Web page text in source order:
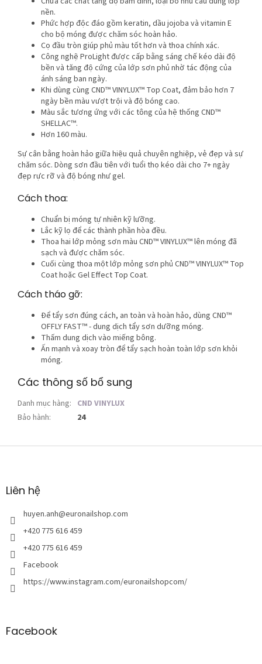
nền.
Phức hợp độc đáo gồm keratin, dầu jojoba và vitamin E
cho bộ móng được chăm sóc hoàn hảo.
Cọ đầu tròn giúp phủ màu tốt hơn và thoa chính xác.
Công nghệ ProLight được cấp bằng sáng chế kéo dài độ
bền và tăng độ cứng của lớp sơn phủ nhờ tác động của
ánh sáng ban ngày.
Khi dùng cùng CND™ VINYLUX™ Top Coat, đảm bảo hơn 7
ngày bền màu vượt trội và độ bóng cao.
Màu sắc tương ứng với các tông của hệ thống CND™
SHELLAC™.
Hơn 160 màu.
Sự cân bằng hoàn hảo giữa hiệu quả chuyên nghiệp, vẻ đẹp và sự
chăm sóc. Dòng sơn đầu tiên với tuổi thọ kéo dài cho 7+ ngày
đẹp rực rỡ và độ bóng như gel.
Cách thoa:
Chuẩn bị móng tự nhiên kỹ lưỡng.
Lắc kỹ lọ để các thành phần hòa đều.
Thoa hai lớp mỏng sơn màu CND™ VINYLUX™ lên móng đã
sạch và được chăm sóc.
Cuối cùng thoa một lớp mỏng sơn phủ CND™ VINYLUX™ Top
Coat hoặc Gel Effect Top Coat.
Cách tháo gỡ:
Để tẩy sơn đúng cách, an toàn và hoàn hảo, dùng CND™
OFFLY FAST™ - dung dịch tẩy sơn dưỡng móng.
Thấm dung dịch vào miếng bông.
Ấn mạnh và xoay tròn để tẩy sạch hoàn toàn lớp sơn khỏi
móng.
Các thông số bổ sung
Danh mục hàng: CND VINYLUX
Bảo hành: 24
C
nLiên hệ
huyen.anh@euronailshop.com
+420 775 616 459
+420 775 616 459
Facebook
https://www.instagram.com/euronailshopcom/
Facebook